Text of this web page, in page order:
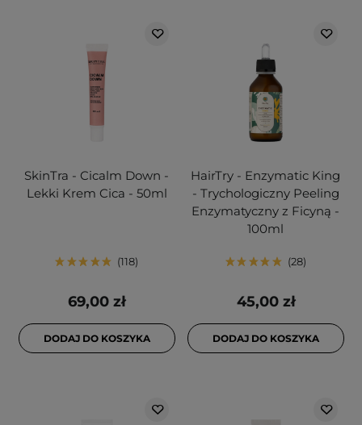
SkinTra - Cicalm Down -
Lekki Krem Cica - 50ml
118
69,00 zł
DODAJ DO KOSZYKA
HairTry - Enzymatic King
- Trychologiczny Peeling
Enzymatyczny z Ficyną -
100ml
28
45,00 zł
DODAJ DO KOSZYKA